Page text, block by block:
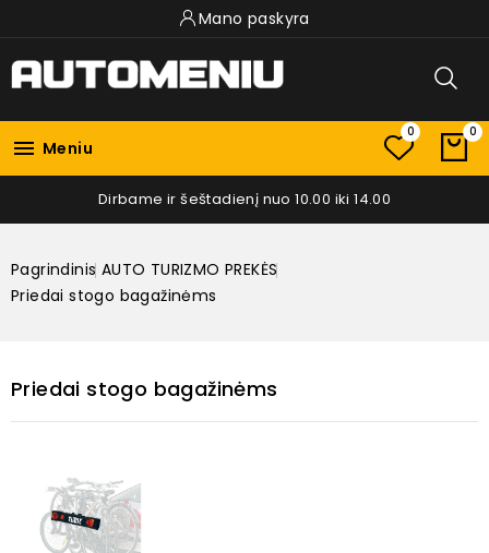
Mano paskyra
 Meniu
0 0
Dirbame ir šeštadienį nuo 10.00 iki 14.00
Pagrindinis AUTO TURIZMO PREKĖS
Priedai stogo bagažinėms
Priedai stogo bagažinėms